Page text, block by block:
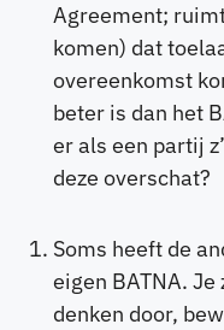
Agreement;
komen) dat
overeenkomst
beter is dan het
er als een partij
deze overschat?
Soms heeft de
eigen BATNA.
denken door,